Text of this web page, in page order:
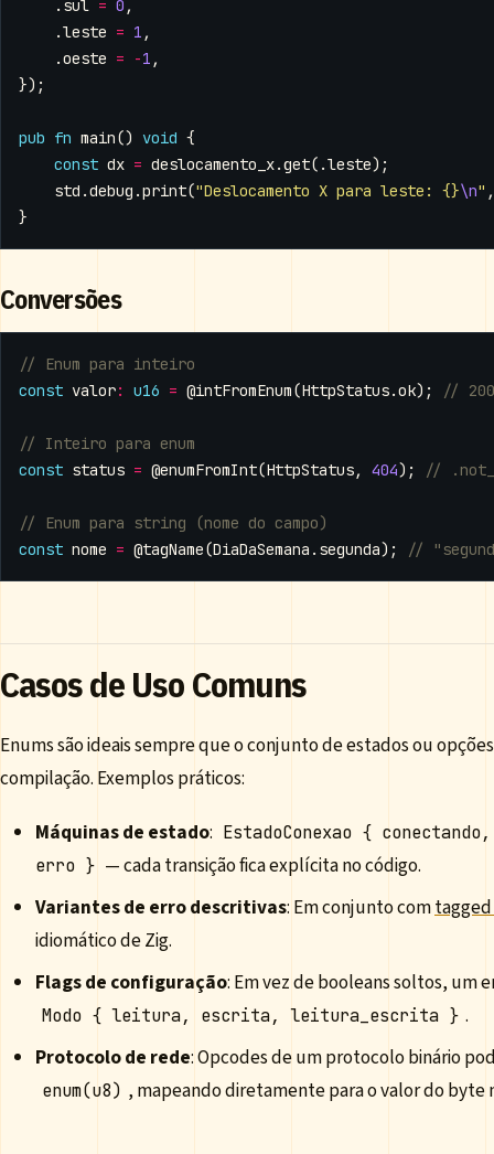
. sul = 0 ,
.leste = 1 ,
.oeste = -1 ,
});
pub fn main() void {
const dx = deslocamento_x.get(.leste);
std .debug .print("Deslocamento X para leste: {}\n" ,
}
Conversões
const valor: u16 = @intFromEnum(HttpStatus.ok);
const status = @enumFromInt(HttpStatus, 404);
const nome = @tagName(DiaDaSemana . segunda);
Casos de Uso Comuns
Enums são ideais sempre que o conjunto de estados ou
compilação. Exemplos práticos:
Máquinas de estado: EstadoConexao {
erro } — cada transição fica explícita no código.
Variantes de erro descritivas: Em conjunto com
idiomático de Zig.
Flags de configuração: Em vez de booleans soltos, um
Modo { leitura, escrita, leitura_escrita } .
Protocolo de rede: Opcodes de um protocolo binário
enum(u8) , mapeando diretamente para o valor do byte